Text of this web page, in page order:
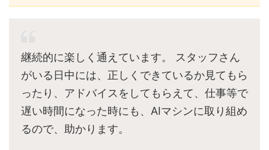
継続的に楽しく通えています。 スタッフさん
がいる日中には、正しくできているか見てもら
ったり、アドバイスをしてもらえて、仕事等で
遅い時間になった時にも、AIマシンに取り組め
るので、助かります。